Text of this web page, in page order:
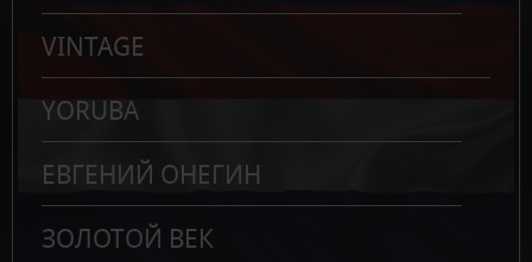
VINTAGE
YORUBA
ЕВГЕНИЙ ОНЕГИН
ЗОЛОТОЙ ВЕК